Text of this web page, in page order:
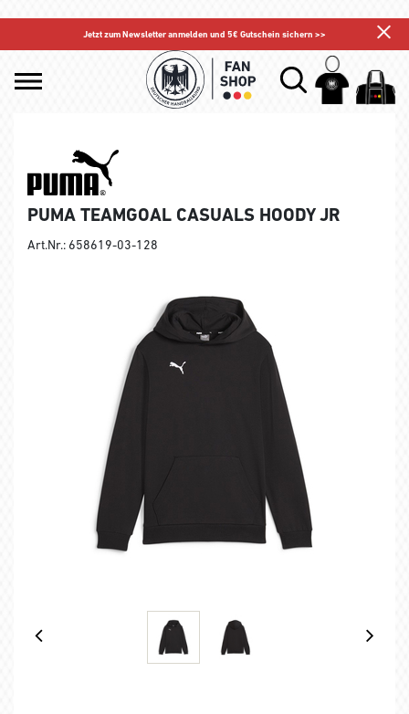
Jetzt zum Newsletter anmelden und 5€ Gutschein sichern >>
PUMA TEAMGOAL CASUALS HOODY JR
Art.Nr.: 658619-03-128